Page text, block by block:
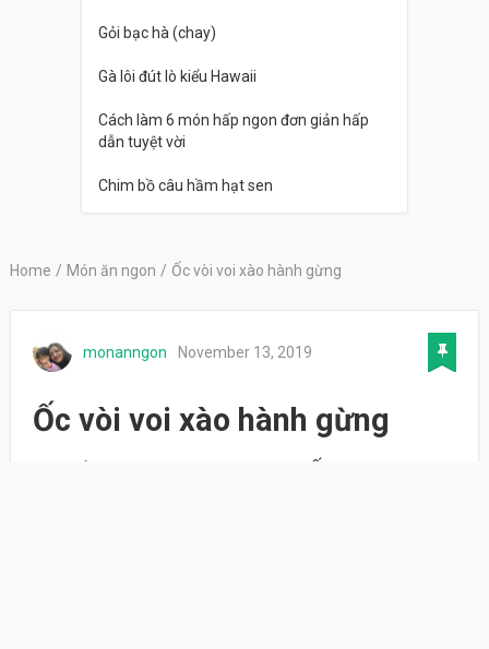
Gỏi bạc hà (chay)
Gà lôi đút lò kiểu Hawaii
Cách làm 6 món hấp ngon đơn giản hấp
dẫn tuyệt vời
Chim bồ câu hầm hạt sen
Home / Món ăn ngon / Ốc vòi voi xào hành gừng
monanngon November 13, 2019
Ốc vòi voi xào hành gừng
Món ốc voi voi xào hành gừng – Ốc được xào